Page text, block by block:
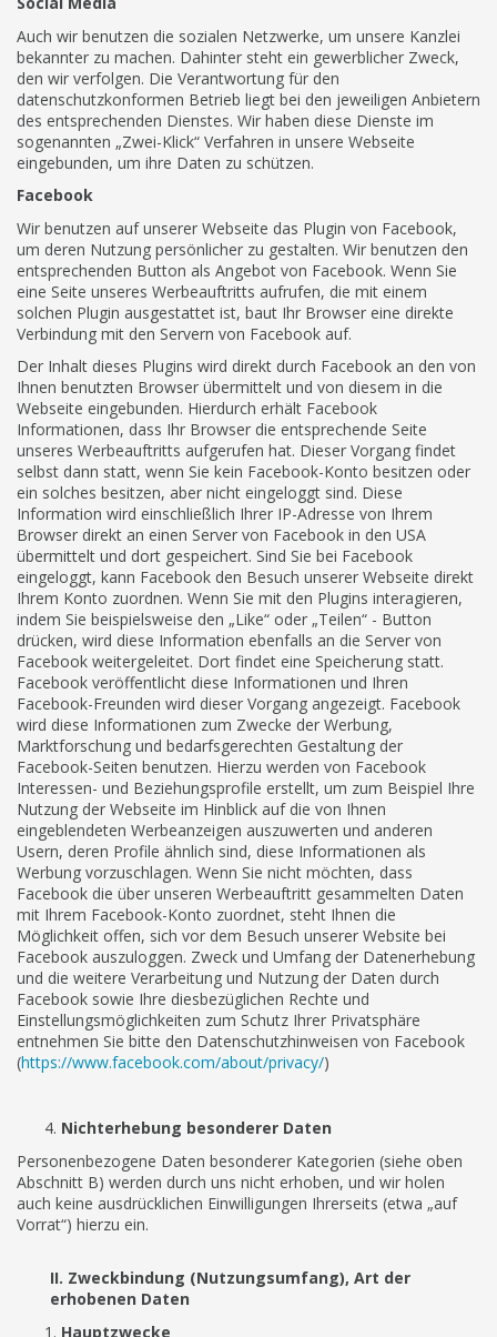
Auch wir benutzen die sozialen Netzwerke, um unsere Kanzlei
bekannter zu machen. Dahinter steht ein gewerblicher Zweck,
den wir verfolgen. Die Verantwortung für den
datenschutzkonformen Betrieb liegt bei den jeweiligen Anbietern
des entsprechenden Dienstes. Wir haben diese Dienste im
sogenannten „Zwei-Klick“ Verfahren in unsere Webseite
eingebunden, um ihre Daten zu schützen.
Facebook
Wir benutzen auf unserer Webseite das Plugin von Facebook,
um deren Nutzung persönlicher zu gestalten. Wir benutzen den
entsprechenden Button als Angebot von Facebook. Wenn Sie
eine Seite unseres Werbeauftritts aufrufen, die mit einem
solchen Plugin ausgestattet ist, baut Ihr Browser eine direkte
Verbindung mit den Servern von Facebook auf.
Der Inhalt dieses Plugins wird direkt durch Facebook an den von
Ihnen benutzten Browser übermittelt und von diesem in die
Webseite eingebunden. Hierdurch erhält Facebook
Informationen, dass Ihr Browser die entsprechende Seite
unseres Werbeauftritts aufgerufen hat. Dieser Vorgang findet
selbst dann statt, wenn Sie kein Facebook-Konto besitzen oder
ein solches besitzen, aber nicht eingeloggt sind. Diese
Information wird einschließlich Ihrer IP-Adresse von Ihrem
Browser direkt an einen Server von Facebook in den USA
übermittelt und dort gespeichert. Sind Sie bei Facebook
eingeloggt, kann Facebook den Besuch unserer Webseite direkt
Ihrem Konto zuordnen. Wenn Sie mit den Plugins interagieren,
indem Sie beispielsweise den „Like“ oder „Teilen“ - Button
drücken, wird diese Information ebenfalls an die Server von
Facebook weitergeleitet. Dort findet eine Speicherung statt.
Facebook veröffentlicht diese Informationen und Ihren
Facebook-Freunden wird dieser Vorgang angezeigt. Facebook
wird diese Informationen zum Zwecke der Werbung,
Marktforschung und bedarfsgerechten Gestaltung der
Facebook-Seiten benutzen. Hierzu werden von Facebook
Interessen- und Beziehungsprofile erstellt, um zum Beispiel Ihre
Nutzung der Webseite im Hinblick auf die von Ihnen
eingeblendeten Werbeanzeigen auszuwerten und anderen
Usern, deren Profile ähnlich sind, diese Informationen als
Werbung vorzuschlagen. Wenn Sie nicht möchten, dass
Facebook die über unseren Werbeauftritt gesammelten Daten
mit Ihrem Facebook-Konto zuordnet, steht Ihnen die
Möglichkeit offen, sich vor dem Besuch unserer Website bei
Facebook auszuloggen. Zweck und Umfang der Datenerhebung
und die weitere Verarbeitung und Nutzung der Daten durch
Facebook sowie Ihre diesbezüglichen Rechte und
Einstellungsmöglichkeiten zum Schutz Ihrer Privatsphäre
entnehmen Sie bitte den Datenschutzhinweisen von Facebook
(https://www.facebook.com/about/privacy/)
Nichterhebung besonderer Daten
Personenbezogene Daten besonderer Kategorien (siehe oben
Abschnitt B) werden durch uns nicht erhoben, und wir holen
auch keine ausdrücklichen Einwilligungen Ihrerseits (etwa „auf
Vorrat“) hierzu ein.
II. Zweckbindung (Nutzungsumfang), Art der
erhobenen Daten
Hauptzwecke